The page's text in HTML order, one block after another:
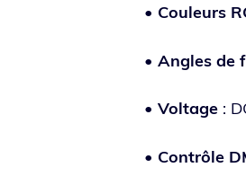
• Couleurs
• Angles de
• Voltage :
• Contrôle